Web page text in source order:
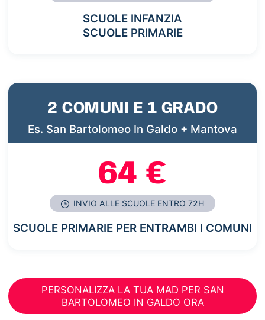
SCUOLE INFANZIA
SCUOLE PRIMARIE
2 COMUNI E 1 GRADO
Es. San Bartolomeo In Galdo + Mantova
64 €
INVIO ALLE SCUOLE ENTRO 72H
SCUOLE PRIMARIE PER ENTRAMBI I COMUNI
PERSONALIZZA LA TUA MAD PER SAN
BARTOLOMEO IN GALDO ORA